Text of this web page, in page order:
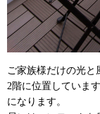
ご家族様だけの光と
2階に位置していま
になります。